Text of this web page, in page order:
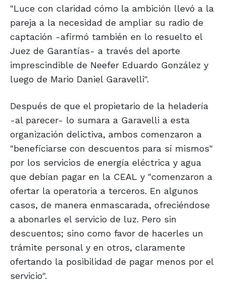
"Luce con claridad cómo la ambición llevó a la
pareja a la necesidad de ampliar su radio de
captación -afirmó también en lo resuelto el
Juez de Garantías- a través del aporte
imprescindible de Neefer Eduardo González y
luego de Mario Daniel Garavelli".
Después de que el propietario de la heladería
-al parecer- lo sumara a Garavelli a esta
organización delictiva, ambos comenzaron a
"beneficiarse con descuentos para sí mismos"
por los servicios de energía eléctrica y agua
que debían pagar en la CEAL y "comenzaron a
ofertar la operatoria a terceros. En algunos
casos, de manera enmascarada, ofreciéndose
a abonarles el servicio de luz. Pero sin
descuentos; sino como favor de hacerles un
trámite personal y en otros, claramente
ofertando la posibilidad de pagar menos por el
servicio".